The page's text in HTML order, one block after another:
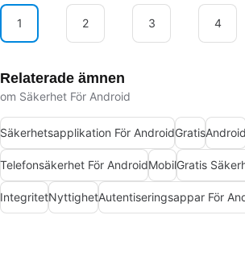
1 2 3 4
Relaterade ämnen
om Säkerhet För Android
Säkerhetsapplikation För AndroidGratisAndroid
Telefonsäkerhet För AndroidMobilGratis
IntegritetNyttighetAutentiseringsappar För